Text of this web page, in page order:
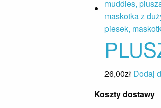
26,00zł Dodaj
Koszty dostawy